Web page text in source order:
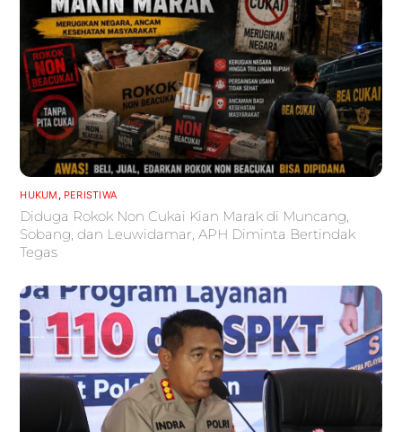
HUKUM PERISTIWA
Diduga Rokok Non Cukai Kian Marak di Muncang,
Sobang, dan Leuwidamar, APH Diminta Bertindak
Tegas